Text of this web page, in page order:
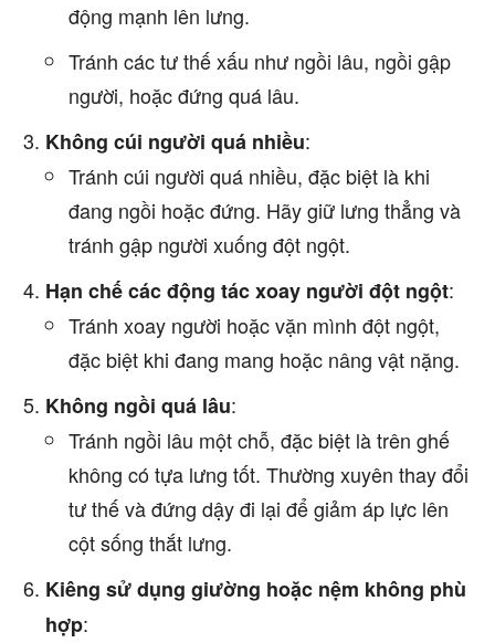
động mạnh lên lưng.
Tránh các tư thế xấu như ngồi lâu, ngồi gập
người, hoặc đứng quá lâu.
Không cúi người quá nhiều:
Tránh cúi người quá nhiều, đặc biệt là khi
đang ngồi hoặc đứng. Hãy giữ lưng thẳng và
tránh gập người xuống đột ngột.
Hạn chế các động tác xoay người đột ngột:
Tránh xoay người hoặc vặn mình đột ngột,
đặc biệt khi đang mang hoặc nâng vật nặng.
Không ngồi quá lâu:
Tránh ngồi lâu một chỗ, đặc biệt là trên ghế
không có tựa lưng tốt. Thường xuyên thay đổi
tư thế và đứng dậy đi lại để giảm áp lực lên
cột sống thắt lưng.
Kiêng sử dụng giường hoặc nệm không phù
hợp: